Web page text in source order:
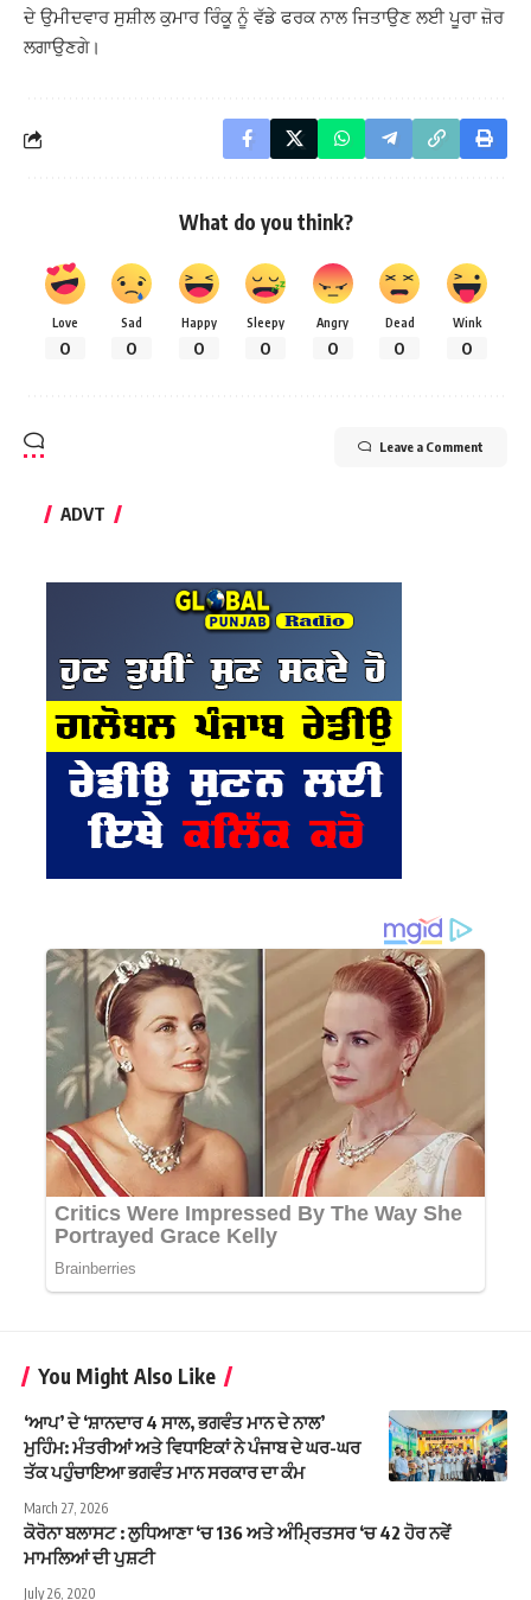
ਦੇ ਉਮੀਦਵਾਰ ਸੁਸ਼ੀਲ ਕੁਮਾਰ ਰਿੰਕੂ ਨੂੰ ਵੱਡੇ ਫਰਕ ਨਾਲ ਜਿਤਾਉਣ ਲਈ ਪੂਰਾ ਜ਼ੋਰ
ਲਗਾਉਣਗੇ।
What do you think?
Love
0
Sad
0
Happy
0
Sleepy
0
Angry
0
Dead
0
Wink
0
Leave a Comment
ADVT
You Might Also Like
‘ਆਪ’ ਦੇ ‘ਸ਼ਾਨਦਾਰ 4 ਸਾਲ, ਭਗਵੰਤ ਮਾਨ ਦੇ ਨਾਲ’
ਮੁਹਿੰਮ: ਮੰਤਰੀਆਂ ਅਤੇ ਵਿਧਾਇਕਾਂ ਨੇ ਪੰਜਾਬ ਦੇ ਘਰ-ਘਰ
ਤੱਕ ਪਹੁੰਚਾਇਆ ਭਗਵੰਤ ਮਾਨ ਸਰਕਾਰ ਦਾ ਕੰਮ
March 27, 2026
ਕੋਰੋਨਾ ਬਲਾਸਟ : ਲੁਧਿਆਣਾ ‘ਚ 136 ਅਤੇ ਅੰਮ੍ਰਿਤਸਰ ‘ਚ 42 ਹੋਰ ਨਵੇਂ
ਮਾਮਲਿਆਂ ਦੀ ਪੁਸ਼ਟੀ
July 26, 2020